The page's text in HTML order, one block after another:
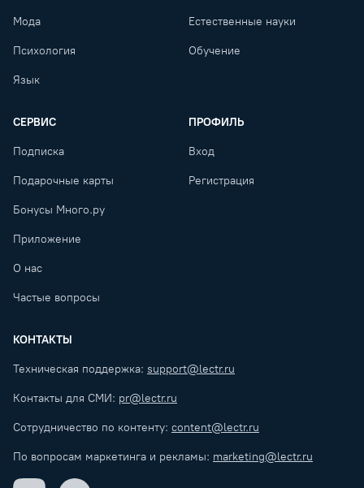
Мода Естественные науки
Психология Обучение
Язык
СЕРВИС
Подписка
Подарочные карты
Бонусы Много.ру
Приложение
О нас
Частые вопросы
ПРОФИЛЬ
Вход
Регистрация
КОНТАКТЫ
Техническая поддержка: support@lectr.ru
Контакты для СМИ: pr@lectr.ru
Сотрудничество по контенту: content@lectr.ru
По вопросам маркетинга и рекламы: marketing@lectr.ru
VK Telegram